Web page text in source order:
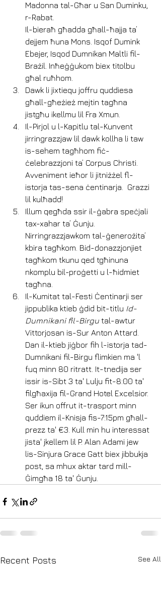
Madonna tal-Għar u San Duminku,
r-Rabat.
Il-bieraħ għadda għall-ħajja ta’
dejjem ħuna Mons. Isqof Dumink
Ebejer, Isqod Dumnikan Maltli fil-
Brażil. Inħeġġukom biex titolbu
għal ruħhom.
Dawk li jixtiequ joffru quddiesa
għall-għeżież mejtin tagħna
jistgħu ikellmu lil Fra Xmun.
Il-Pirjol u l-Kapitlu tal-Kunvent
jirringrazzjaw lil dawk kollha li taw
is-sehem tagħhom fiċ-
ċelebrazzjoni ta’ Corpus Christi.
Avveniment ieħor li jitniżżel fl-
istorja tas-sena ċentinarja.  Grazzi
lil kulħadd!
Illum qegħda ssir il-ġabra speċjali
tax-xahar ta’ Ġunju.
Nirringrazzjawkom tal-ġenerożita’
kbira tagħkom. Bid-donazzjonjiet
tagħkom tkunu qed tgħinuna
nkomplu bil-proġetti u l-ħidmiet
tagħna.
Il-Kumitat tal-Festi Ċentinarji ser
jippublika ktieb ġdid bit-titlu Id-
Dumnikani fil-Birgu tal-awtur
Vittorjosan is-Sur Anton Attard.
Dan il-ktieb jiġbor fih l-istorja tad-
Dumnikani fil-Birgu flimkien ma 'l
fuq minn 80 ritratt. It-tnedija ser
issir is-Sibt 3 ta' Lulju fit-8:00 ta'
filgħaxija fil-Grand Hotel Excelsior.
Ser ikun offrut it-trasport minn
quddiem il-Knisja fis-7:15pm għall-
prezz ta' €3. Kull min hu interessat
jista' jkellem lil P. Alan Adami jew
lis-Sinjura Grace Gatt biex jibbukja
post, sa mhux aktar tard mill-
Ġimgħa 18 ta' Ġunju.
Recent Posts See All